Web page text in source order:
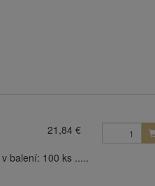
21,84 €
balení: 100 ks .....